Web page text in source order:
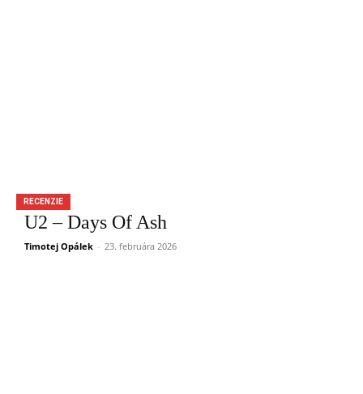
RECENZIE
U2 – Days Of Ash
Timotej Opálek - 23. februára 2026